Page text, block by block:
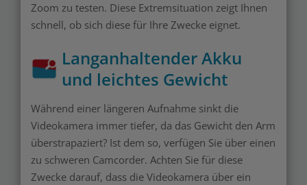
Zoom zu testen. Diese Extremsituation zeigt Ihnen
schnell, ob sich diese für Ihre Zwecke eignet.
Langanhaltender Akku
und leichtes Gewicht
Während einer längeren Aufnahme sinkt die
Videokamera immer tiefer, da das Gewicht den Arm
überstrapaziert? Ist dem so, verfügen Sie über einen
zu schweren Camcorder. Achten Sie für diese
Zwecke darauf, dass die Videokamera über ein